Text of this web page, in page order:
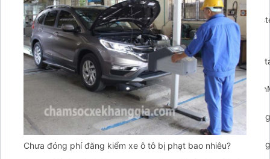
Chưa đóng phí đăng kiểm xe ô tô bị phạt bao nhiêu?
{if(event.detail.data&&event.detail.data.message)
{clearTimeout(closePopupTimeout);});if(arCuClosedCookie)
{return false;}
{arCuCreateCookie('arcumenu-
{clearTimeout(_arCuTimeOut);if(!arCuPromptClosed)
{clearTimeout(_arCuTimeOut);if(!arCuPromptClosed)